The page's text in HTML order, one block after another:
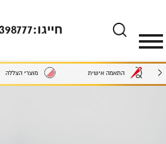
חייגו:
התאמה אישית מוצרי הצללה